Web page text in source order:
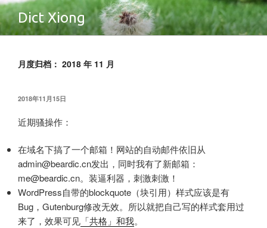
跳
至
内
Dict Xiong
月度归档： 2018 年 11 月
发
于
2018年11 月15日
近期骚操作：
在域名下搞了一个邮箱！网站的自动邮件依旧从
admin@beardic.cn发出，同时我有了新邮箱：
me@beardic.cn。装逼利器，刺激刺激！
WordPress自带的blockquote（块引用）样式应该是有
Bug，Gutenburg修改无效。所以就把自己写的样式套用过
来了，效果可见 「共格」和我。